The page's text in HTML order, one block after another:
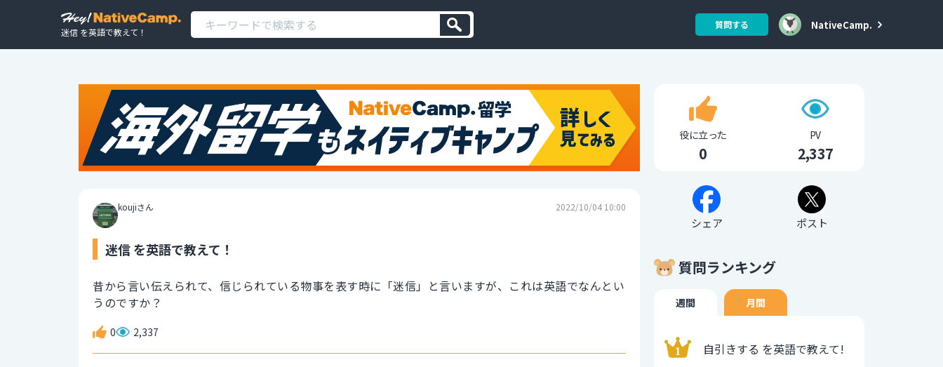
迷信 を英語で教えて！
質問する NativeCamp.
koujiさん 2022/10/04 10:00
迷信 を英語で教えて！
昔から言い伝えられて、信じられている物事を表す時に「迷信」と言いますが、これは英語でなんとい
うのですか？
0 2,337
役に立った
0
PV
2,337
シェア ポスト
質問ランキング
週間 月間
自引きする を英語で教えて!